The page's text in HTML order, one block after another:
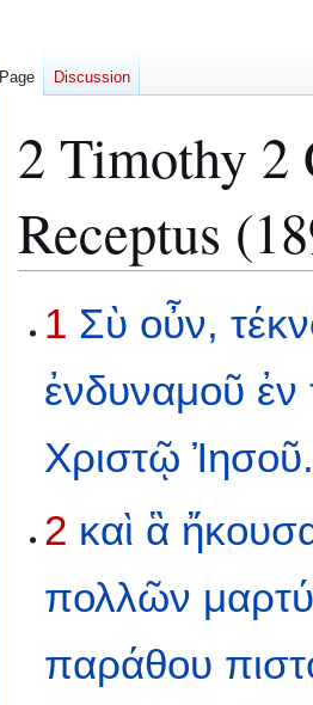
2 Timothy 2
Receptus
toto
1 Σὺ οὖν,
ἐνδυναμοῦ ἐν
Χριστῷ
2 καὶ ἃ
πολλῶν
παράθου
Page Discussion